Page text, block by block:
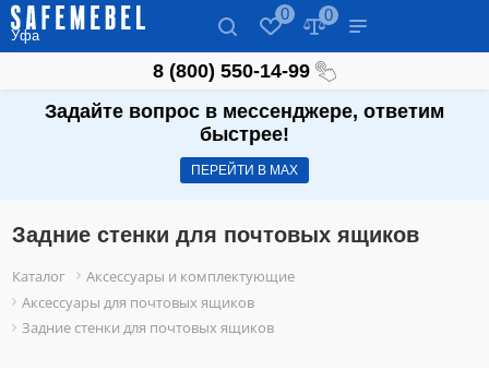
Уфа
0 0
8 (800) 550-14-99
Задайте вопрос в мессенджере, ответим
быстрее!
ПЕРЕЙТИ В МАХ
Задние стенки для почтовых ящиков
Каталог
Аксессуары и комплектующие
Аксессуары для почтовых ящиков
Задние стенки для почтовых ящиков